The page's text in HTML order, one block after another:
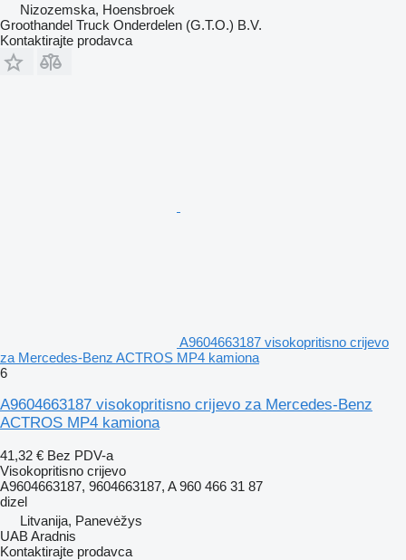
Nizozemska, Hoensbroek
Groothandel Truck Onderdelen (G.T.O.) B.V.
Kontaktirajte prodavca
A9604663187 visokopritisno crijevo
za Mercedes-Benz ACTROS MP4 kamiona
6
A9604663187 visokopritisno crijevo za Mercedes-Benz
ACTROS MP4 kamiona
41,32 € Bez PDV-a
Visokopritisno crijevo
A9604663187, 9604663187, A 960 466 31 87
dizel
Litvanija, Panevėžys
UAB Aradnis
Kontaktirajte prodavca